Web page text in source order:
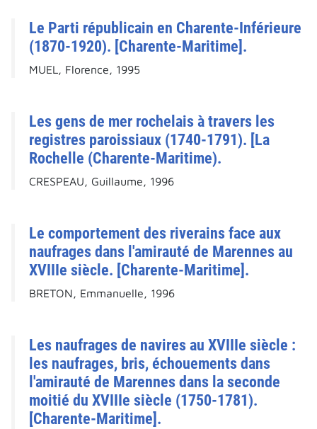
Le Parti républicain en Charente-Inférieure
(1870-1920). [Charente-Maritime].
MUEL, Florence, 1995
Les gens de mer rochelais à travers les
registres paroissiaux (1740-1791). [La
Rochelle (Charente-Maritime).
CRESPEAU, Guillaume, 1996
Le comportement des riverains face aux
naufrages dans l'amirauté de Marennes au
XVIIIe siècle. [Charente-Maritime].
BRETON, Emmanuelle, 1996
Les naufrages de navires au XVIIIe siècle :
les naufrages, bris, échouements dans
l'amirauté de Marennes dans la seconde
moitié du XVIIIe siècle (1750-1781).
[Charente-Maritime].